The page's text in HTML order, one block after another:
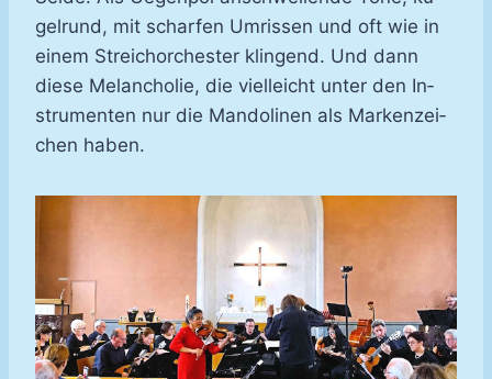
gel­rund, mit schar­fen Um­ris­sen und oft wie in
ei­nem Streich­or­ches­ter klin­gend. Und dann
die­se Me­lan­cho­lie, die viel­leicht un­ter den In­
stru­men­ten nur die Man­do­li­nen als Mar­ken­zei­
chen ha­ben.